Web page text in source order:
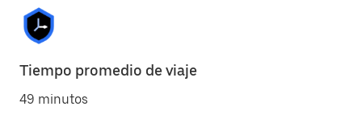
Tiempo promedio de viaje
49 minutos